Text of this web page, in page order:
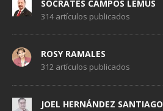
SOCRÁTES CAMPOS LEMUS
314 artículos publicados
ROSY RAMALES
312 artículos publicados
JOEL HERNÁNDEZ SANTIAGO